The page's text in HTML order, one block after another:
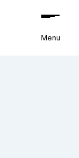
Menu